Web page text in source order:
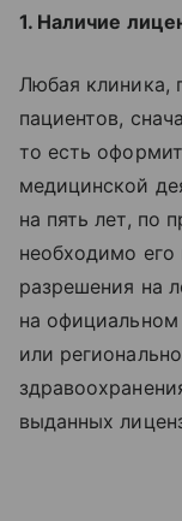
1. Наличие
Любая клиника,
пациентов,
то есть
медицинской
на пять лет, по
необходимо его
разрешения на
на официальном
или
выданных